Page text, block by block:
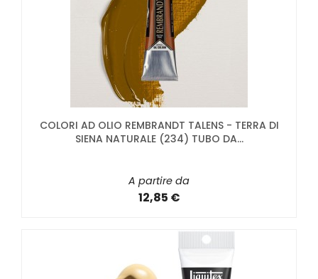
COLORI AD OLIO REMBRANDT TALENS - TERRA DI
SIENA NATURALE (234) TUBO DA...
A partire da
12,85 €